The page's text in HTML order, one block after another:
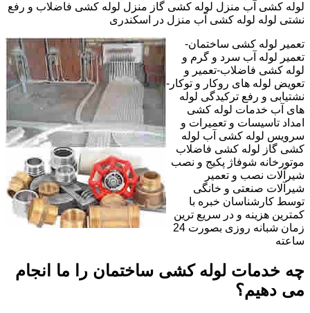
لوله کشی آب منزل لوله کشی گاز منزل لوله کشی فاضلاب و رفع
نشتی لوله لوله کشی آب منزل در اسکندری
تعمیر لوله کشی ساختمان-
تعمیر لوله آب سرد و گرم و
لوله کشی فاضلاب-تعمیر و
تعویض لوله های روکار و توکار-
نشتیابی و رفع ترکیدگی لوله
های آب خدمات لوله کشی
امداد تاسیسات و تعمیرات و
سرویس لوله کشی آب لوله
کشی گاز لوله کشی فاضلاب
موتورخانه شوفاژ پکیج و نصب
شیرآلات نصب و تعمیر
شیرآلات صنعتی و خانگی
توسط کارشناسان خبره با
کمترین هزینه و در سریع ترین
زمان شبانه روزی بصورت 24
ساعته
چه خدمات لوله کشی ساختمان را ما انجام
می دهیم؟